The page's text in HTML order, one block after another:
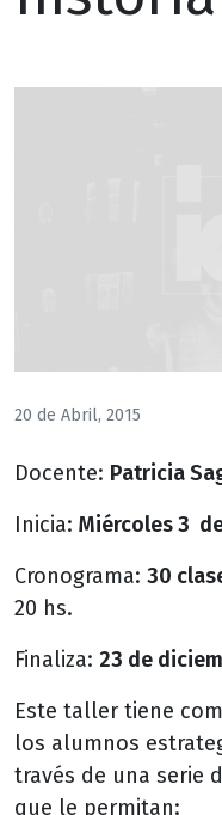
20 de Abril, 2015
Docente: Patricia
Inicia: Miércoles 3
Cronograma: 30
20 hs.
Finaliza: 23 de
Este taller tiene
los alumnos
través de una serie
que le permitan: